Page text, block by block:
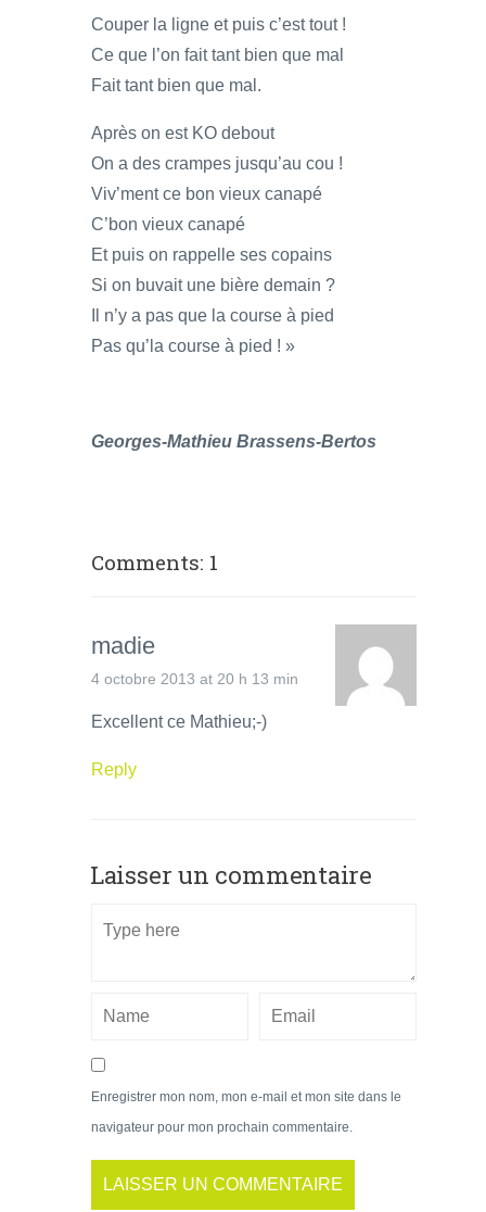
Couper la ligne et puis c’est tout !
Ce que l’on fait tant bien que mal
Fait tant bien que mal.
Après on est KO debout
On a des crampes jusqu’au cou !
Viv’ment ce bon vieux canapé
C’bon vieux canapé
Et puis on rappelle ses copains
Si on buvait une bière demain ?
Il n’y a pas que la course à pied
Pas qu’la course à pied ! »
Georges-Mathieu Brassens-Bertos
Comments: 1
madie
4 octobre 2013 at 20 h 13 min
Excellent ce Mathieu;-)
Reply
Laisser un commentaire
Enregistrer mon nom, mon e-mail et mon site dans le
navigateur pour mon prochain commentaire.